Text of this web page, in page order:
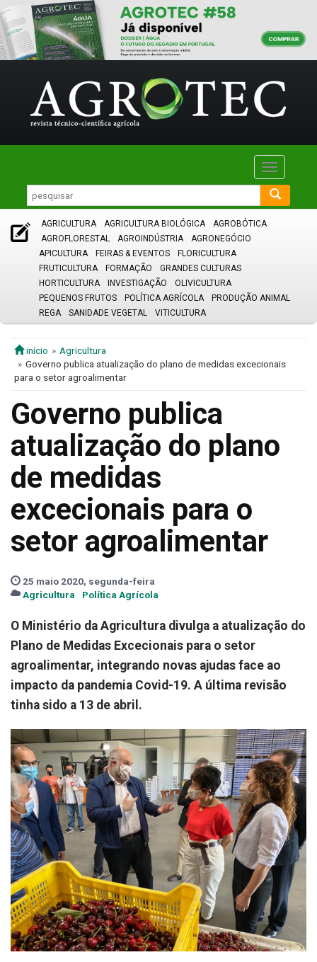
Toggle
AGRICULTURA AGRICULTURA BIOLÓGICA
AGROBÓTICA
AGROFLORESTAL
AGROINDÚSTRIA
AGRONEGÓCIO
APICULTURA
FEIRAS & EVENTOS
FLORICULTURA
FRUTICULTURA
FORMAÇÃO
GRANDES CULTURAS
HORTICULTURA
INVESTIGAÇÃO
OLIVICULTURA
PEQUENOS FRUTOS
POLÍTICA AGRÍCOLA
PRODUÇÃO ANIMAL
REGA
SANIDADE VEGETAL VITICULTURA
início
Agricultura
Governo publica atualização do plano de medidas excecionais
para o setor agroalimentar
Governo publica
atualização do plano
de medidas
excecionais para o
setor agroalimentar
25 maio 2020, segunda-feira
Agricultura
Política Agrícola
O Ministério da Agricultura divulga a atualização do
Plano de Medidas Excecionais para o setor
agroalimentar, integrando novas ajudas face ao
impacto da pandemia Covid-19. A última revisão
tinha sido a 13 de abril.